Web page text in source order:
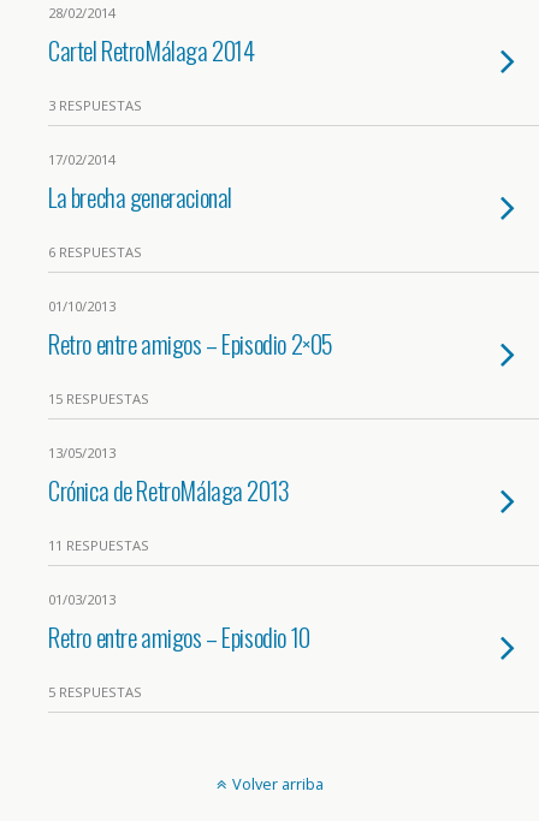
28/02/2014
Cartel RetroMálaga 2014
3 RESPUESTAS
17/02/2014
La brecha generacional
6 RESPUESTAS
01/10/2013
Retro entre amigos – Episodio 2×05
15 RESPUESTAS
13/05/2013
Crónica de RetroMálaga 2013
11 RESPUESTAS
01/03/2013
Retro entre amigos – Episodio 10
5 RESPUESTAS
Volver arriba